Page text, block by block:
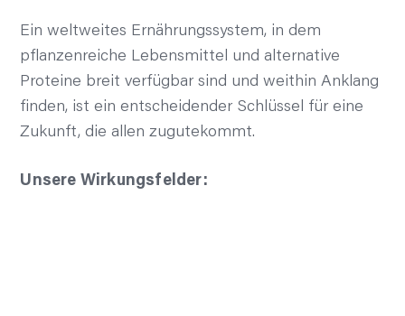
Ein weltweites Ernährungssystem, in dem
pflanzenreiche Lebensmittel und alternative
Proteine breit verfügbar sind und weithin Anklang
finden, ist ein entscheidender Schlüssel für eine
Zukunft, die allen zugutekommt.
Unsere Wirkungsfelder: